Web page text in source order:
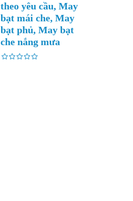
theo yêu cầu, May
bạt mái che, May
bạt phủ, May bạt
che nắng mưa